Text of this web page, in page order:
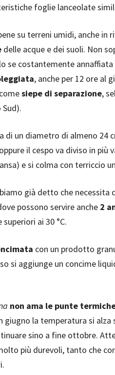
foglie lanceolate
su terreni umidi, anche in
delle acque e dei suoli. Non
se costantemente
, anche per 12 ore al
siepe di separazione,
Sud).
di un diametro di almeno 24
il cespo va diviso in più
e si colma con terriccio
già detto che necessita
possono servire anche 2
ai 30 °C.
con un prodotto
si aggiunge un concime
non ama le punte
giugno la temperatura si alza
sino a fine ottobre.
più durevoli, tanto che